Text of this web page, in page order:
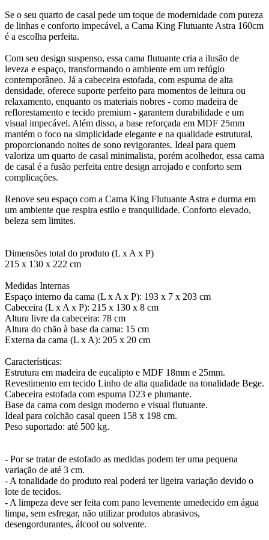
Se o seu quarto de casal pede um toque de modernidade com pureza
de linhas e conforto impecável, a Cama King Flutuante Astra 160cm
é a escolha perfeita.
Com seu design suspenso, essa cama flutuante cria a ilusão de
leveza e espaço, transformando o ambiente em um refúgio
contemporâneo. Já a cabeceira estofada, com espuma de alta
densidade, oferece suporte perfeito para momentos de leitura ou
relaxamento, enquanto os materiais nobres - como madeira de
reflorestamento e tecido premium - garantem durabilidade e um
visual impecável. Além disso, a base reforçada em MDF 25mm
mantém o foco na simplicidade elegante e na qualidade estrutural,
proporcionando noites de sono revigorantes. Ideal para quem
valoriza um quarto de casal minimalista, porém acolhedor, essa cama
de casal é a fusão perfeita entre design arrojado e conforto sem
complicações.
Renove seu espaço com a Cama King Flutuante Astra e durma em
um ambiente que respira estilo e tranquilidade. Conforto elevado,
beleza sem limites.
Dimensões total do produto (L x A x P)
215 x 130 x 222 cm
Medidas Internas
Espaço interno da cama (L x A x P): 193 x 7 x 203 cm
Cabeceira (L x A x P): 215 x 130 x 8 cm
Altura livre da cabeceira: 78 cm
Altura do chão à base da cama: 15 cm
Externa da cama (L x A): 205 x 20 cm
Características:
Estrutura em madeira de eucalipto e MDF 18mm e 25mm.
Revestimento em tecido Linho de alta qualidade na tonalidade Bege.
Cabeceira estofada com espuma D23 e plumante.
Base da cama com design moderno e visual flutuante.
Ideal para colchão casal queen 158 x 198 cm.
Peso suportado: até 500 kg.
- Por se tratar de estofado as medidas podem ter uma pequena
variação de até 3 cm.
- A tonalidade do produto real poderá ter ligeira variação devido o
lote de tecidos.
- A limpeza deve ser feita com pano levemente umedecido em água
limpa, sem esfregar, não utilizar produtos abrasivos,
desengordurantes, álcool ou solvente.